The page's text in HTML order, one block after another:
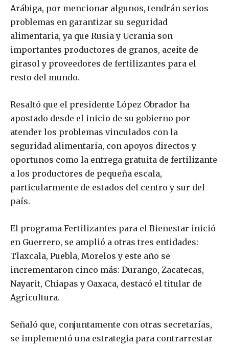
Arábiga, por mencionar algunos, tendrán serios
problemas en garantizar su seguridad
alimentaria, ya que Rusia y Ucrania son
importantes productores de granos, aceite de
girasol y proveedores de fertilizantes para el
resto del mundo.
Resaltó que el presidente López Obrador ha
apostado desde el inicio de su gobierno por
atender los problemas vinculados con la
seguridad alimentaria, con apoyos directos y
oportunos como la entrega gratuita de fertilizante
a los productores de pequeña escala,
particularmente de estados del centro y sur del
país.
El programa Fertilizantes para el Bienestar inició
en Guerrero, se amplió a otras tres entidades:
Tlaxcala, Puebla, Morelos y este año se
incrementaron cinco más: Durango, Zacatecas,
Nayarit, Chiapas y Oaxaca, destacó el titular de
Agricultura.
Señaló que, conjuntamente con otras secretarías,
se implementó una estrategia para contrarrestar